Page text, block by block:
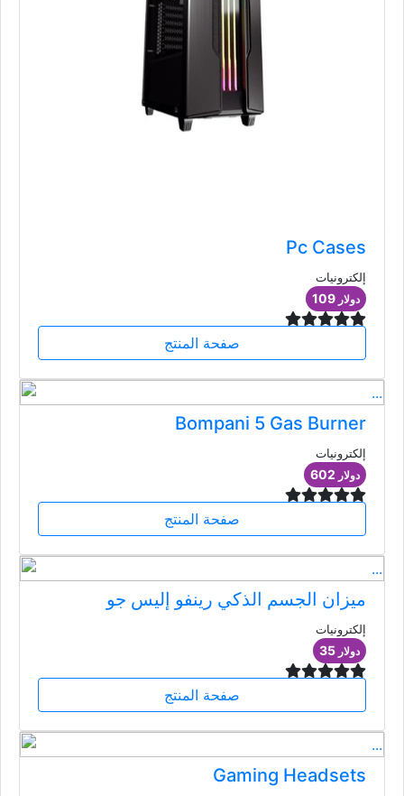
Pc Cases
إلكترونيات
109 دولار
صفحة المنتج
Bompani 5 Gas Burner
إلكترونيات
602 دولار
صفحة المنتج
ميزان الجسم الذكي رينفو إليس جو
إلكترونيات
35 دولار
صفحة المنتج
Gaming Headsets